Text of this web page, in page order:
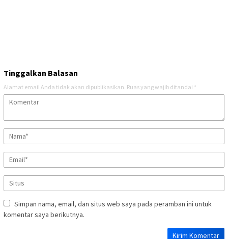
Tinggalkan Balasan
Alamat email Anda tidak akan dipublikasikan. Ruas yang wajib ditandai *
Simpan nama, email, dan situs web saya pada peramban ini untuk
komentar saya berikutnya.